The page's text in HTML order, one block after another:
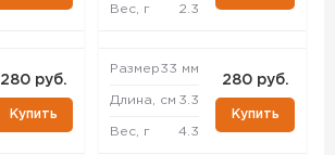
280 руб.
Купить
Вес, г 2.3
Размер33 мм
Длина, см 3.3
Вес, г 4.3
280 руб.
Купить